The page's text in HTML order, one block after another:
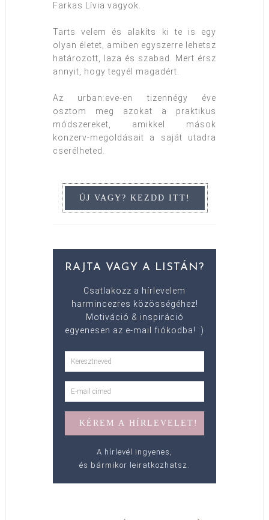
Farkas Lívia vagyok.
Tarts velem és alakíts ki te is egy
olyan életet, amiben egyszerre lehetsz
határozott, laza és szabad. Mert érsz
annyit, hogy tegyél magadért.
Az urban:eve-en tizennégy éve
osztom meg azokat a praktikus
módszereket, amikkel mások
konzerv-megoldásait a saját utadra
cserélheted.
RAJTA VAGY A LISTÁN?
Csatlakozz a hírlevelem
harmincezres közösségéhez!
Motiváció & inspiráció
egyenesen az e-mail fiókodba! :)
A hírlevél ingyenes,
és bármikor leiratkozhatsz.